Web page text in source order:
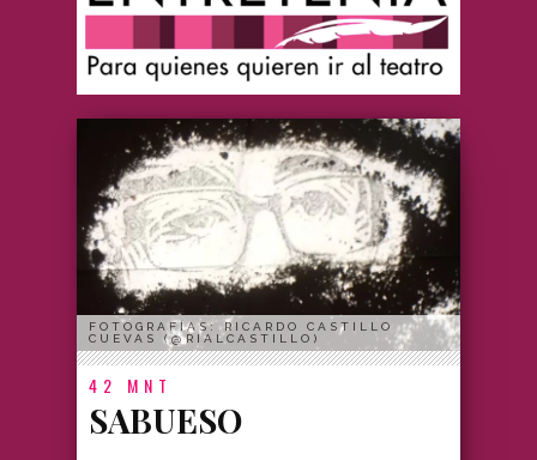
FOTOGRAFÍAS: RICARDO CASTILLO
CUEVAS (@RIALCASTILLO)
42 MNT
SABUESO